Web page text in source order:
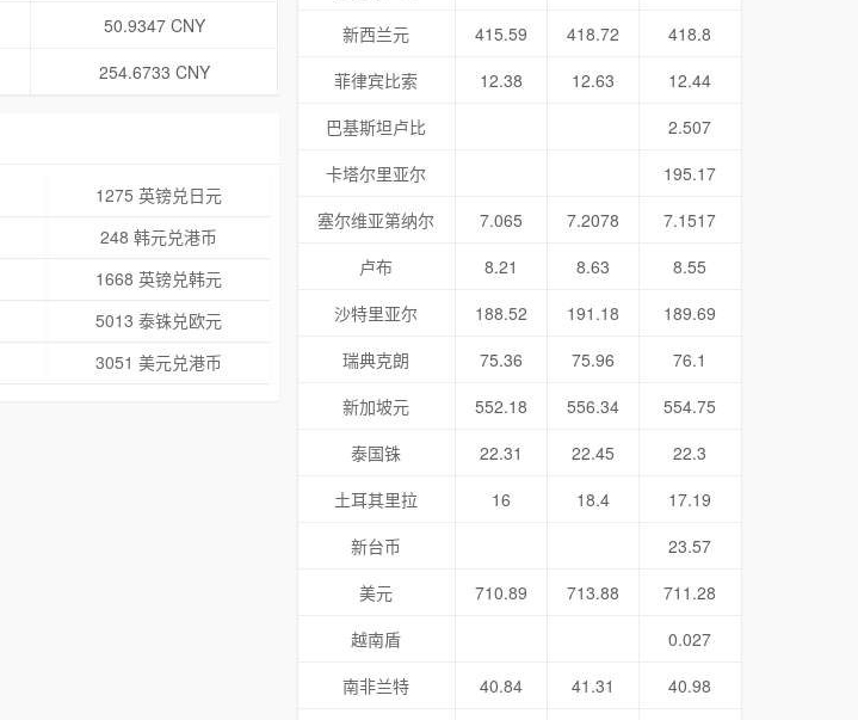
50.9347 CNY
254.6733 CNY
1275 英镑兑日元
248 韩元兑港币
1668 英镑兑韩元
5013 泰铢兑欧元
3051 美元兑港币
新西兰元
415.59 418.72
418.8
菲律宾比索
12.38 12.63
12.44
巴基斯坦卢比
2.507
卡塔尔里亚尔
195.17
塞尔维亚第纳尔
7.065 7.2078
7.1517
卢布
8.21 8.63
8.55
沙特里亚尔
188.52 191.18
189.69
瑞典克朗
75.36 75.96
76.1
新加坡元
552.18 556.34
554.75
泰国铢
22.31 22.45
22.3
土耳其里拉
16 18.4
17.19
新台币
23.57
美元
710.89 713.88
711.28
越南盾
0.027
南非兰特
40.84 41.31 40.98